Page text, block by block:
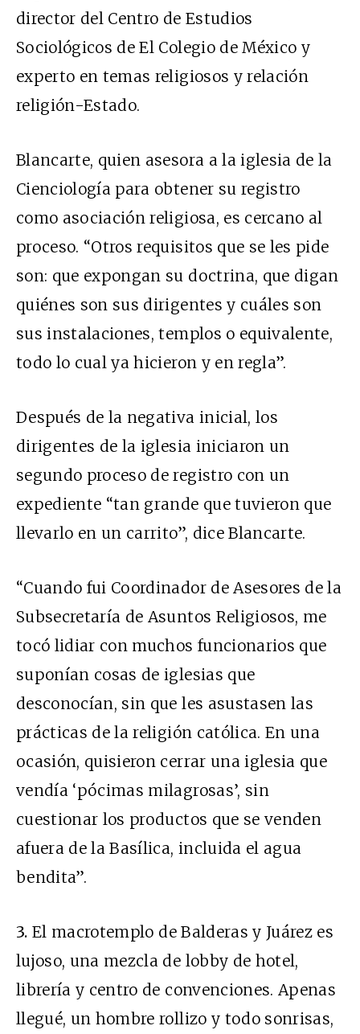
director del Centro de Estudios
Sociológicos de El Colegio de México y
experto en temas religiosos y relación
religión-Estado.
Blancarte, quien asesora a la iglesia de la
Cienciología para obtener su registro
como asociación religiosa, es cercano al
proceso. “Otros requisitos que se les pide
son: que expongan su doctrina, que digan
quiénes son sus dirigentes y cuáles son
sus instalaciones, templos o equivalente,
todo lo cual ya hicieron y en regla”.
Después de la negativa inicial, los
dirigentes de la iglesia iniciaron un
segundo proceso de registro con un
expediente “tan grande que tuvieron que
llevarlo en un carrito”, dice Blancarte.
“Cuando fui Coordinador de Asesores de la
Subsecretaría de Asuntos Religiosos, me
tocó lidiar con muchos funcionarios que
suponían cosas de iglesias que
desconocían, sin que les asustasen las
prácticas de la religión católica. En una
ocasión, quisieron cerrar una iglesia que
vendía ‘pócimas milagrosas’, sin
cuestionar los productos que se venden
afuera de la Basílica, incluida el agua
bendita”.
3. El macrotemplo de Balderas y Juárez es
lujoso, una mezcla de lobby de hotel,
librería y centro de convenciones. Apenas
llegué, un hombre rollizo y todo sonrisas,